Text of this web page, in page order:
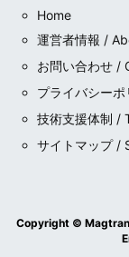
Home
運営者情報 /
お問い合わせ /
プライバシー
技術支援体制 /
サイトマップ /
Copyright ©